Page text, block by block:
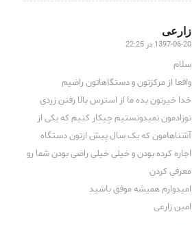
زارعی
گفته:
1397-06-20 در 22:25
سلام
واقعا از مرکزتون و دستگاهاتون راضیم
خدا خیرتون بده ما از استرس بالا رفتن زردی
نوزادمون نمیدونستیم چیکار کنیم که یکی از
آشناهامون که یک سال پیش ازتون دستگاه
اجاره کرده بودن و خیلی خیلی راضی بودن شما رو
معرفی کردن
امیدوارم همیشه موفق باشید
امین زارعی